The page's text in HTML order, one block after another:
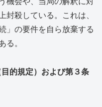
殺している。これは、
」の要件を自ら放棄する
。
的規定）および第３条